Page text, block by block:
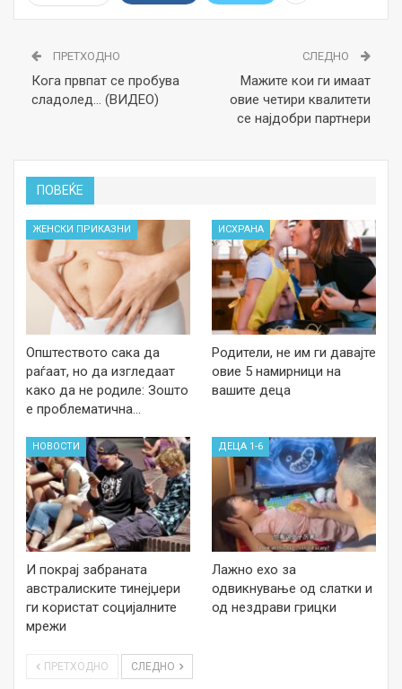
ПРЕТХОДНО
Кога првпат се пробува
сладолед… (ВИДЕО)
СЛЕДНО
Мажите кои ги имаат
овие четири квалитети
се најдобри партнери
ПОВЕЌЕ
ЖЕНСКИ ПРИКАЗНИ
Општеството сака да
раѓаат, но да изгледаат
како да не родиле: Зошто
е проблематична…
ИСХРАНА
Родители, не им ги давајте
овие 5 намирници на
вашите деца
НОВОСТИ
И покрај забраната
австралиските тинејџери
ги користат социјалните
мрежи
ДЕЦА 1-6
Лажно ехо за
одвикнување од слатки и
од нездрави грицки
ПРЕТХОДНО СЛЕДНО